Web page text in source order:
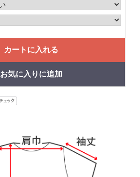
カートに入れる
お気に入りに追加